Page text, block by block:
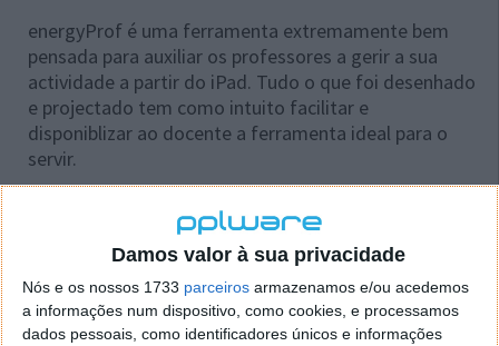
Damos valor à sua privacidade
Nós e os nossos 1733 parceiros armazenamos e/ou acedemos
a informações num dispositivo, como cookies, e processamos
dados pessoais, como identificadores únicos e informações
energyProf é uma ferramenta extremamente bem
pensada para auxiliar os professores a gerir a sua
actividade a partir do iPad. Tudo o que foi desenhado
e projectado tem como intuito facilitar e
disponiblizar ao docente a ferramenta ideal para o
servir.